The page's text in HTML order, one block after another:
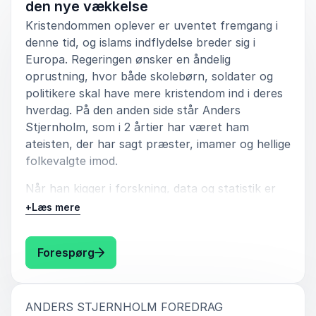
5ud af5
Anders var helt fantastisk!! Han formåede, at give
det hele det løft der var behov for. At han var her
hele dagen, gjorde at han fik sat fokus på den røde
tråd. Han fik alle til at gå hjem med et smil på læben.
Tilbagemeldingen fra deltagerne var at Anders ramte
plet med hans humor og formidling om emnet.
Aarhus Business College
5ud af5
Anders hold ikke et foredrag, men var konferencier
ramte de unges sprog og havde godt greb om
dagen.
den nye vækkelse
Kristendommen oplever er uventet fremgang i
denne tid, og islams indflydelse breder sig i
Europa. Regeringen ønsker en åndelig
oprustning, hvor både skolebørn, soldater og
politikere skal have mere kristendom ind i deres
hverdag. På den anden side står Anders
Stjernholm, som i 2 årtier har været ham
ateisten, der har sagt præster, imamer og hellige
folkevalgte imod.
Når han kigger i forskning, data og statistik er
billedet nemlig helt omvendt: Mere kristendom
Og i dette foredrag uddyber han hvorfor.
Er Danmark et kristent land? Og er du
overhovedet et kristent menneske? Hvordan
skal Danmark og Europa håndtere islams
+Læs mere
Forespørg: Anders Stjernholm Åndelig
ANDERS STJERNHOLM FOREDRAG